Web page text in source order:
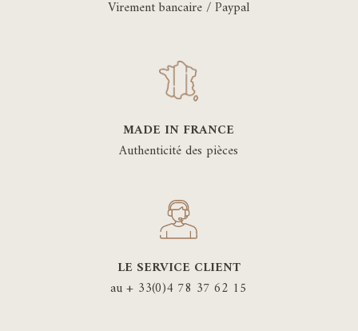
Virement bancaire / Paypal
MADE IN FRANCE
Authenticité des pièces
LE SERVICE CLIENT
au + 33(0)4 78 37 62 15